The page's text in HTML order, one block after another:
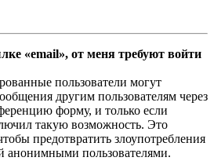
«email», от меня требуют войти
пользователи могут
другим пользователям через
форму, и только если
такую возможность. Это
предотвратить злоупотребления
анонимными пользователями.